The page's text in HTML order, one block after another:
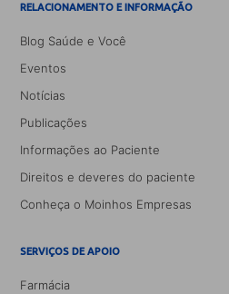
RELACIONAMENTO E INFORMAÇÃO
Blog Saúde e Você
Eventos
Notícias
Publicações
Informações ao Paciente
Direitos e deveres do paciente
Conheça o Moinhos Empresas
SERVIÇOS DE APOIO
Farmácia